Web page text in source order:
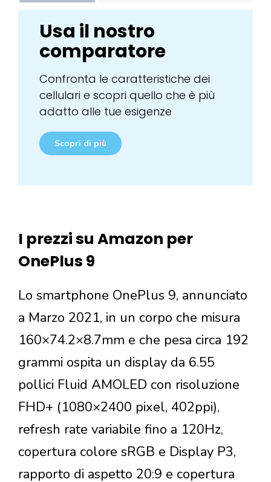
Usa il nostro
comparatore
Confronta le caratteristiche dei
cellulari e scopri quello che è più
adatto alle tue esigenze
Scopri di più
I prezzi su Amazon per
OnePlus 9
Lo smartphone OnePlus 9, annunciato
a Marzo 2021, in un corpo che misura
160×74.2×8.7mm e che pesa circa 192
grammi ospita un display da 6.55
pollici Fluid AMOLED con risoluzione
FHD+ (1080×2400 pixel, 402ppi),
refresh rate variabile fino a 120Hz,
copertura colore sRGB e Display P3,
rapporto di aspetto 20:9 e copertura